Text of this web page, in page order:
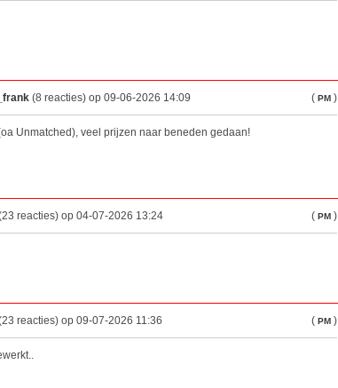
(8 reacties) op 09-06-2026 14:09 ( PM )
Unmatched), veel prijzen naar beneden gedaan!
reacties) op 04-07-2026 13:24 ( PM )
reacties) op 09-07-2026 11:36 ( PM )